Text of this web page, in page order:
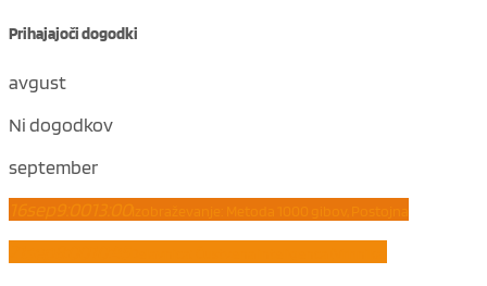
Prihajajoči dogodki
avgust
Ni dogodkov
september